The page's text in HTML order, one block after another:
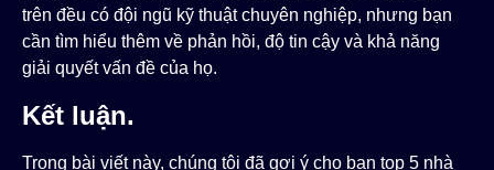
trên đều có đội ngũ kỹ thuật chuyên nghiệp, nhưng bạn
cần tìm hiểu thêm về phản hồi, độ tin cậy và khả năng
giải quyết vấn đề của họ.
Kết luận.
Trong bài viết này, chúng tôi đã gợi ý cho bạn top 5 nhà